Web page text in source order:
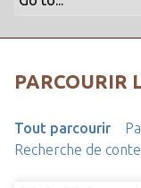
PARCOURIR
Tout parcourir
Recherche de